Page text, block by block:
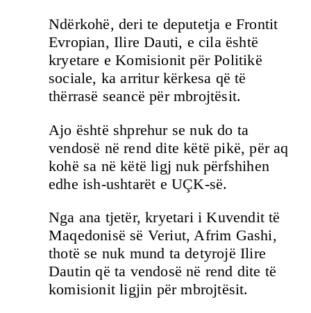
Ndërkohë, deri te deputetja e Frontit
Evropian, Ilire Dauti, e cila është
kryetare e Komisionit për Politikë
sociale, ka arritur kërkesa që të
thërrasë seancë për mbrojtësit.
Ajo është shprehur se nuk do ta
vendosë në rend dite këtë pikë, për aq
kohë sa në këtë ligj nuk përfshihen
edhe ish-ushtarët e UÇK-së.
Nga ana tjetër, kryetari i Kuvendit të
Maqedonisë së Veriut, Afrim Gashi,
thotë se nuk mund ta detyrojë Ilire
Dautin që ta vendosë në rend dite të
komisionit ligjin për mbrojtësit.